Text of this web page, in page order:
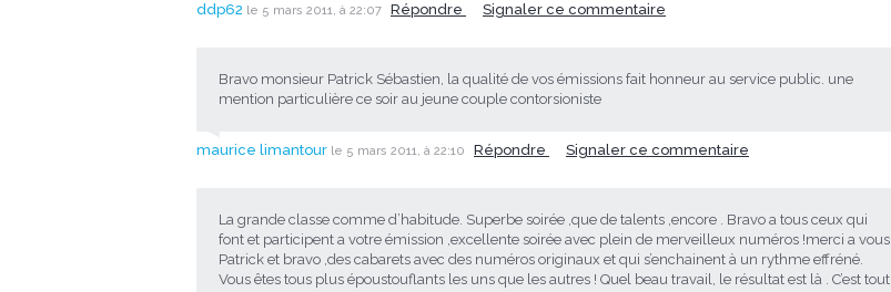
ddp62 le 5 mars 2011, à 22:07 Répondre Signaler ce commentaire
Bravo monsieur Patrick Sébastien, la qualité de vos émissions fait honneur au service public. une
mention particulière ce soir au jeune couple contorsioniste
maurice limantour le 5 mars 2011, à 22:10 Répondre Signaler ce commentaire
La grande classe comme d’habitude. Superbe soirée ,que de talents ,encore . Bravo a tous ceux qui
font et participent a votre émission ,excellente soirée avec plein de merveilleux numéros !merci a vous
Patrick et bravo ,des cabarets avec des numéros originaux et qui s’enchainent à un rythme effréné.
Vous êtes tous plus époustouflants les uns que les autres ! Quel beau travail, le résultat est là . C’est tout